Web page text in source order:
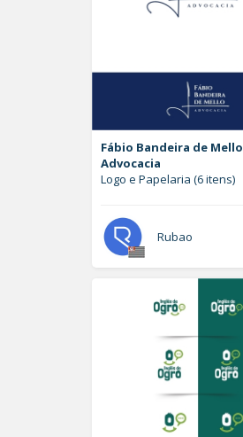
Fábio Bandeira de Mello
Advocacia
Logo e Papelaria (6 itens)
Rubao